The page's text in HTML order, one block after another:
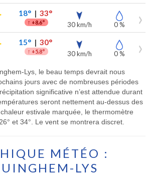
18°| 33°
↑ +8.6° 30 km/h 0 %
15°| 30°
↑ +5.8° 30 km/h 0 %
Lys, le beau temps devrait nous
jours avec de nombreuses périodes
significative n’est attendue durant
seront nettement au-dessus des
estivale marquée, le thermomètre
et 34°. Le vent se montrera discret.
MÉTÉO :
LYS